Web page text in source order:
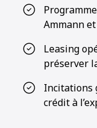
Ammann
Leasing
préserver
Incitations
crédit à